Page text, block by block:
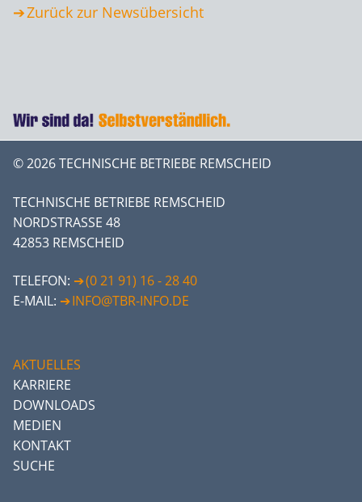
Zurück zur Newsübersicht
© 2026 TECHNISCHE BETRIEBE REMSCHEID
TECHNISCHE BETRIEBE REMSCHEID
NORDSTRASSE 48
42853 REMSCHEID
TELEFON:
(0 21 91) 16 - 28 40
E-MAIL:
INFO@TBR-INFO.DE
AKTUELLES
KARRIERE
DOWNLOADS
MEDIEN
KONTAKT
SUCHE